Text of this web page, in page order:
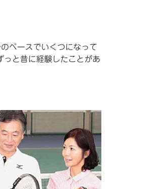
ペースでいくつになって
っと昔に経験したことがあ